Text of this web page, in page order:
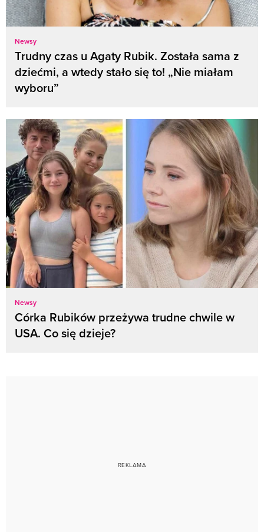
Newsy
Trudny czas u Agaty Rubik. Została sama z
dziećmi, a wtedy stało się to! „Nie miałam
wyboru”
Newsy
Córka Rubików przeżywa trudne chwile w
USA. Co się dzieje?